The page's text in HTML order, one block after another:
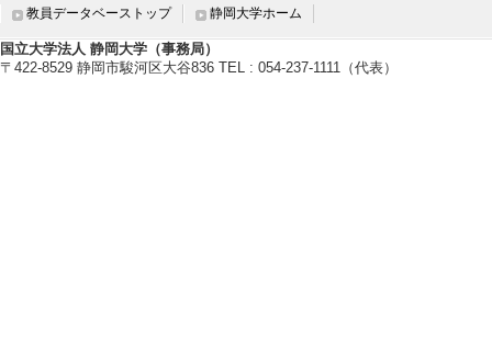
教員データベーストップ 静岡大学ホーム
国立大学法人 静岡大学（事務局）
〒422-8529 静岡市駿河区大谷836 TEL : 054-237-1111（代表）